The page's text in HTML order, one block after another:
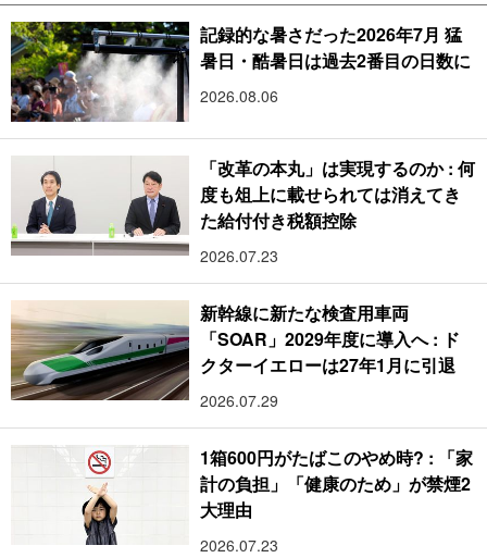
記録的な暑さだった2026年7月 猛
暑日・酷暑日は過去2番目の日数に
2026.08.06
「改革の本丸」は実現するのか : 何
度も俎上に載せられては消えてき
た給付付き税額控除
2026.07.23
新幹線に新たな検査用車両
「SOAR」2029年度に導入へ : ド
クターイエローは27年1月に引退
2026.07.29
1箱600円がたばこのやめ時? : 「家
計の負担」「健康のため」が禁煙2
大理由
2026.07.23